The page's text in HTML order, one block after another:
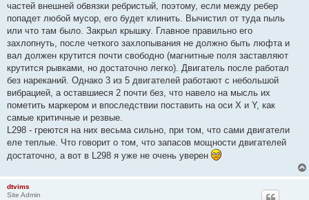
частей внешней обвязки ребристый, поэтому, если между ребер
попадет любой мусор, его будет клинить. Вычистил от туда пыль
или что там было. Закрыл крышку. Главное правильно его
захлопнуть, после четкого захлопывания не должно быть люфта и
вал должен крутится почти свободно (магнитные поля заставляют
крутится рывками, но достаточно легко). Двигатель после работал
без нареканий. Однако 3 из 5 двигателей работают с небольшой
вибрацией, а оставшиеся 2 почти без, что навело на мысль их
пометить маркером и впоследствии поставить на оси X и Y, как
самые критичные и резвые.
L298 - греются на них весьма сильно, при том, что сами двигатели
еле теплые. Что говорит о том, что запасов мощности двигателей
достаточно, а вот в L298 я уже не очень уверен
dtvims
Site Admin